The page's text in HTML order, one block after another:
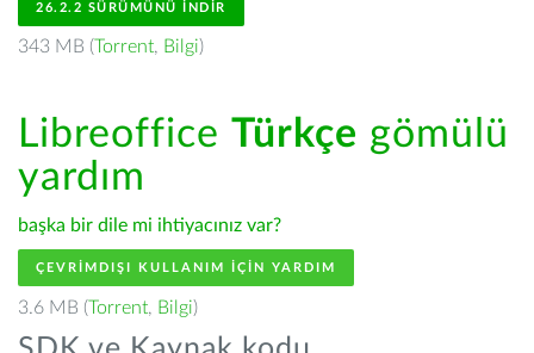
26.2.2 SÜRÜMÜNÜ İNDIR
343 MB (Torrent, Bilgi)
Libreoffice Türkçe gömülü
yardım
başka bir dile mi ihtiyacınız var?
ÇEVRIMDIŞI KULLANIM IÇIN YARDIM
3.6 MB (Torrent, Bilgi)